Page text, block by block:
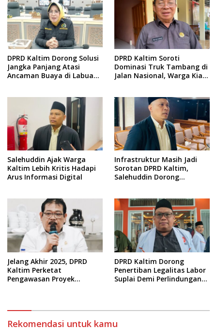
DPRD Kaltim Dorong Solusi
Jangka Panjang Atasi
Ancaman Buaya di Labuan
DPRD Kaltim Soroti
Dominasi Truk Tambang di
Jalan Nasional, Warga Kian
Salehuddin Ajak Warga
Kaltim Lebih Kritis Hadapi
Arus Informasi Digital
Infrastruktur Masih Jadi
Sorotan DPRD Kaltim,
Salehuddin Dorong
Jelang Akhir 2025, DPRD
Kaltim Perketat
Pengawasan Proyek
DPRD Kaltim Dorong
Penertiban Legalitas Labor
Suplai Demi Perlindungan
Rekomendasi untuk kamu